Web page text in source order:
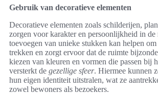
Gebruik van decoratieve elementen
Decoratieve elementen zoals schilderijen,
zorgen voor karakter en persoonlijkheid in de
toevoegen van unieke stukken kan helpen om
trekken en zorgt ervoor dat de ruimte
kiezen van kleuren en vormen die passen bij
versterkt de gezellige sfeer. Hiermee kunnen
hun eigen identiteit uitstralen, wat ze
zowel bewoners als bezoekers.